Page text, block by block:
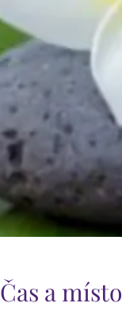
Čas a místo